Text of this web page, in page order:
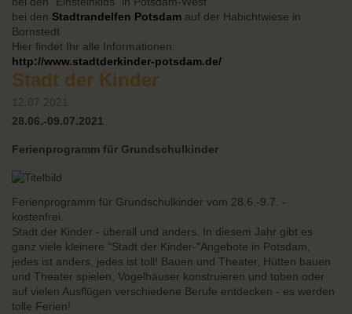
bei den Stadtrandelfen Potsdam auf der Habichtwiese in
Bornstedt
Hier findet Ihr alle Informationen:
http://www.stadtderkinder-potsdam.de/
Stadt der Kinder
12.07.2021
28.06.-09.07.2021
Ferienprogramm für Grundschulkinder
Ferienprogramm für Grundschulkinder vom 28.6.-9.7. -
kostenfrei.
Stadt der Kinder - überall und anders. In diesem Jahr gibt es
ganz viele kleinere "Stadt der Kinder-"Angebote in Potsdam,
jedes ist anders, jedes ist toll! Bauen und Theater, Hütten bauen
und Theater spielen, Vogelhäuser konstruieren und toben oder
auf vielen Ausflügen verschiedene Berufe entdecken - es werden
tolle Ferien!